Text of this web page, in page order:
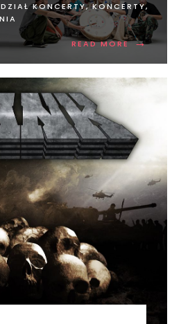
DZIAŁ KONCERTY,KONCERTY,
READ MORE →